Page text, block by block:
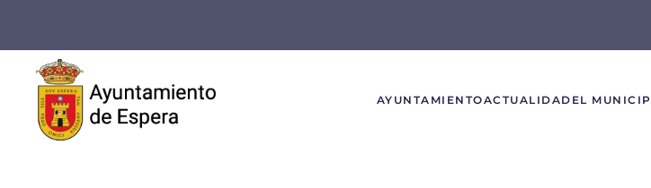
Skip to main content
AYUNTAMIENTOACTUALIDAD EL